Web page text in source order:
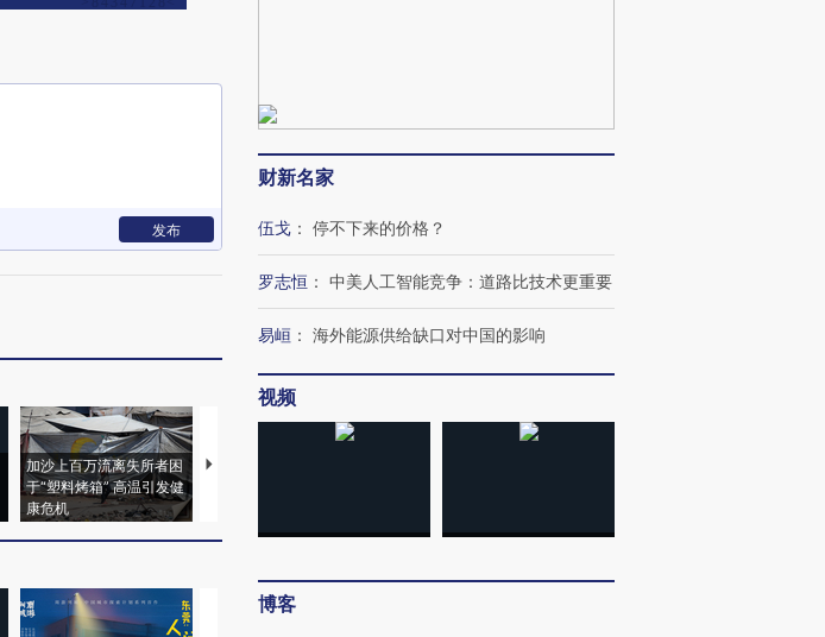
发布
加沙上百万流离失所者困
于“塑料烤箱” 高温引发健
康危机
马航飞行员跨国走私7万
财新名家
伍戈 ： 停不下来的价格？
罗志恒 ： 中美人工智能竞争：道路比技术更重要
易峘 ： 海外能源供给缺口对中国的影响
视频
博客